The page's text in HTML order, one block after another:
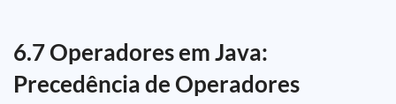
6.7 Operadores em Java:
Precedência de Operadores